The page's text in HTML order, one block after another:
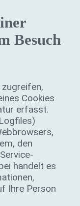
Besuch
Cookies
erfasst.
den
handelt es
Ihre Person